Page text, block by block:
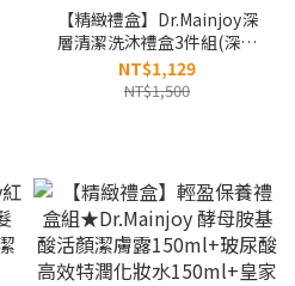
【精緻禮盒】Dr.Mainjoy深
層清潔洗沐禮盒3件組(深層
洗髮+薰衣草沐浴+馬告系列
牙膏)
NT$1,129
NT$1,500